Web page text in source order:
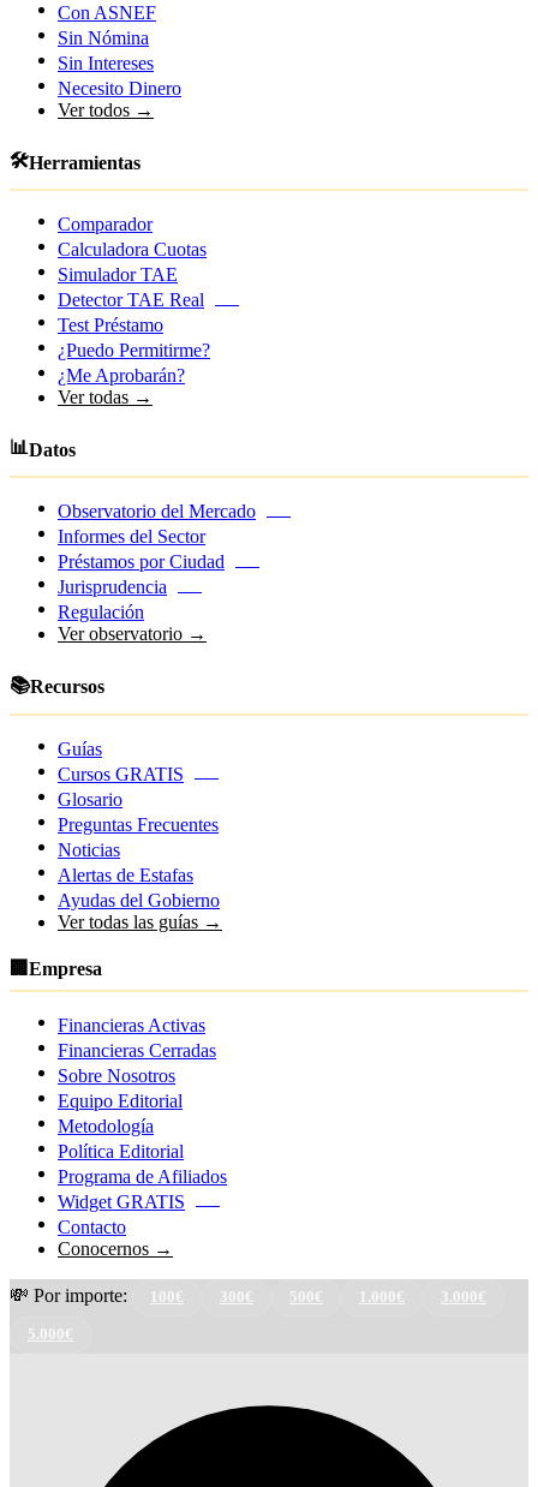
Con ASNEF
Sin Nómina
Sin Intereses
Necesito Dinero
Ver todos →
🛠️Herramientas
Comparador
Calculadora Cuotas
Simulador TAE
Detector TAE Real
Test Préstamo
¿Puedo Permitirme?
¿Me Aprobarán?
Ver todas →
📊Datos
Observatorio del Mercado
Informes del Sector
Préstamos por Ciudad
Jurisprudencia
Regulación
Ver observatorio →
📚Recursos
Guías
Cursos GRATIS
Glosario
Preguntas Frecuentes
Noticias
Alertas de Estafas
Ayudas del Gobierno
Ver todas las guías →
🏢 Empresa
Financieras Activas
Financieras Cerradas
Sobre Nosotros
Equipo Editorial
Metodología
Política Editorial
Programa de Afiliados
Widget GRATIS
Contacto
Conocernos →
💸 Por importe: 100€ 300€ 500€ 1.000€ 3.000€
5.000€